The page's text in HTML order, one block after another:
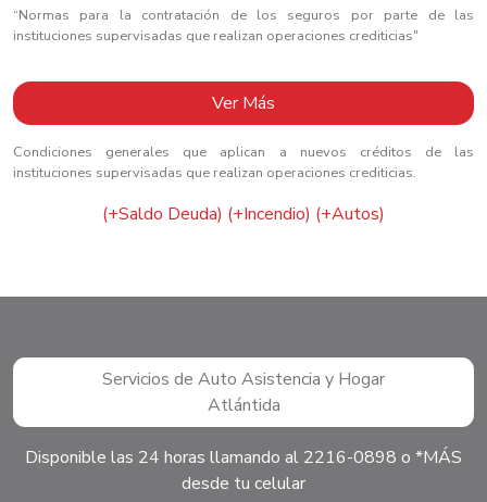
“Normas para la contratación de los seguros por parte de las
instituciones supervisadas que realizan operaciones crediticias"
Ver Más
Condiciones generales que aplican a nuevos créditos de las
instituciones supervisadas que realizan operaciones crediticias.
(+Saldo Deuda) (+Incendio) (+Autos)
Servicios de Auto Asistencia y Hogar
Atlántida
Disponible las 24 horas llamando al 2216-0898 o *MÁS
desde tu celular